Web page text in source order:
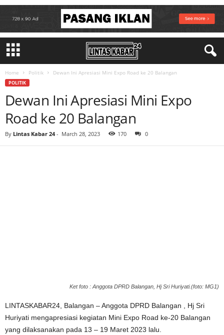
Home Politik Dewan Ini Apresiasi Mini Expo Road ke 20 Balangan
POLITIK
Dewan Ini Apresiasi Mini Expo
Road ke 20 Balangan
By Lintas Kabar 24- March 28, 2023 170 0
Ket foto : Anggota DPRD Balangan, Hj Sri Huriyati.(foto: MG1)
LINTASKABAR24, Balangan – Anggota DPRD Balangan , Hj Sri
Huriyati mengapresiasi kegiatan Mini Expo Road ke-20 Balangan
yang dilaksanakan pada 13 – 19 Maret 2023 lalu.